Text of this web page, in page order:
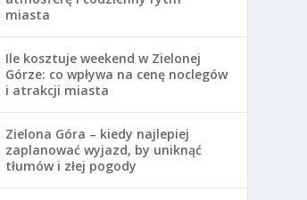
miasta
Ile kosztuje weekend w Zielonej
Górze: co wpływa na cenę noclegów
i atrakcji miasta
Zielona Góra – kiedy najlepiej
zaplanować wyjazd, by uniknąć
tłumów i złej pogody